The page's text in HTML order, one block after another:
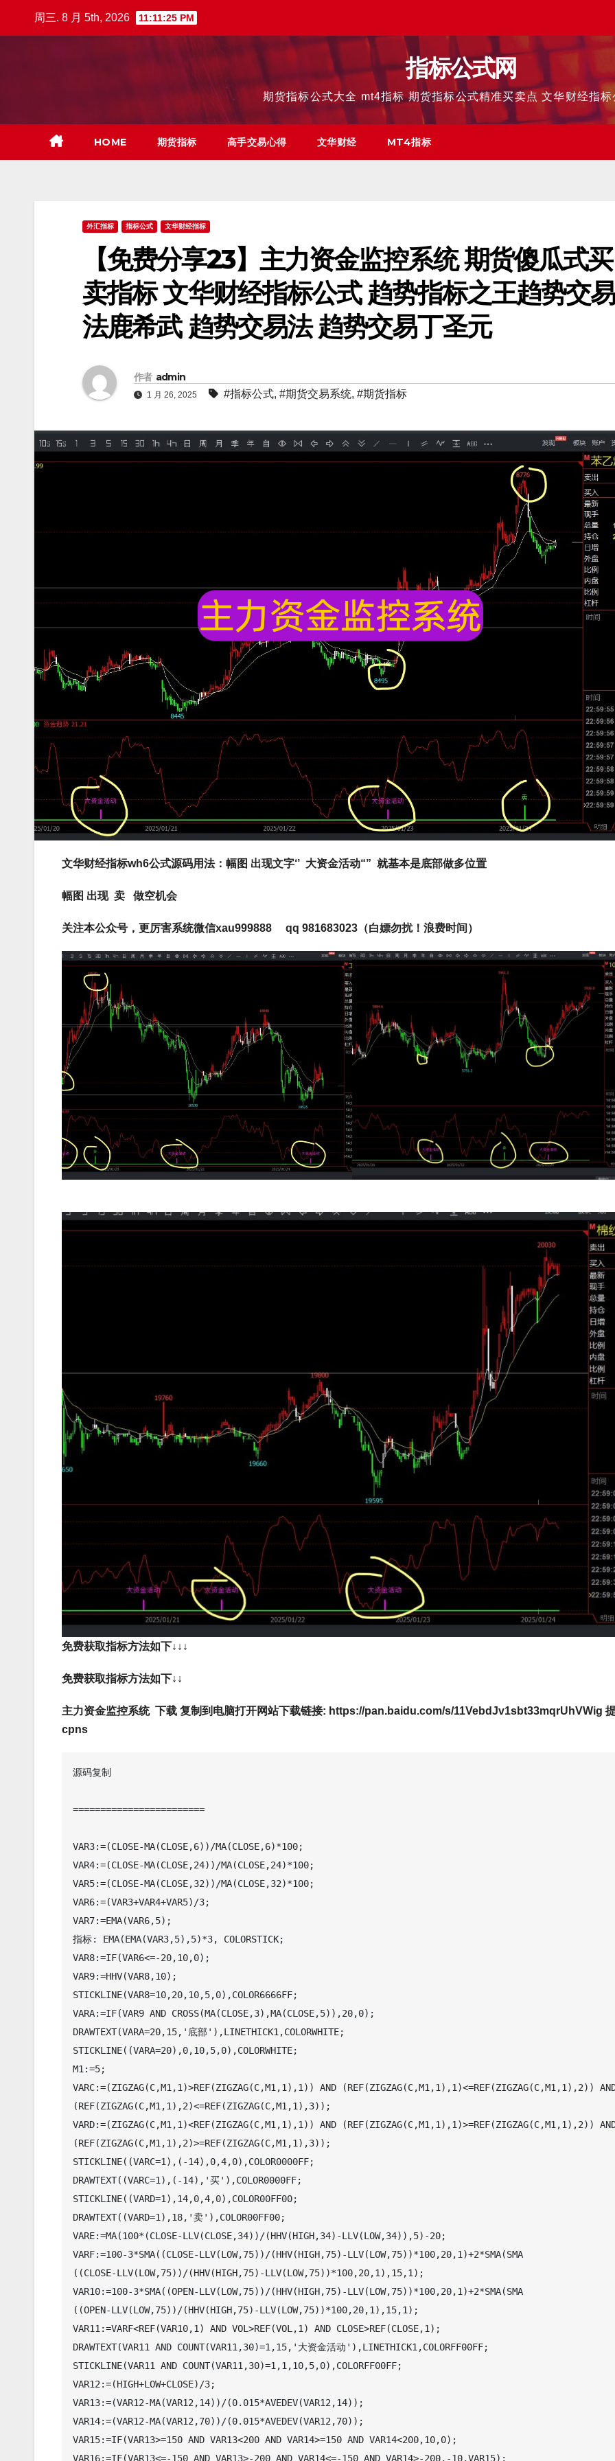
周三. 8 月 5th, 2026 11:11:26 PM
指标公式网
期货指标公式大全 mt4指标 期货指标公式精准买卖点 文华财经指
HOME 期货指标 高手交易心得 文华财经 MT4指标
外汇指标 指标公式 文华财经指标
【免费分享23】主力资金监控系统 期货傻瓜式买
卖指标 文华财经指标公式 趋势指标之王趋势交易
法鹿希武 趋势交易法 趋势交易丁圣元
作者 admin
1 月 26, 2025 #指标公式, #期货交易系统, #期货指标
文华财经指标wh6公式源码用法：幅图 出现文字‘’ 大资金活动“” 就基本是底部做多位置
幅图 出现 卖 做空机会
关注本公众号，更厉害系统微信xau999888 qq 981683023（白嫖勿扰！浪费时间）
免费获取指标方法如下↓↓↓
免费获取指标方法如下↓↓
主力资金监控系统 下载 复制到电脑打开网站下载链接: https://pan.baidu.com/s/11VebdJv1sbt33mqrUhVWig
cpns
源码复制
========================
VAR3:=(CLOSE-MA(CLOSE,6))/MA(CLOSE,6)*100;
VAR4:=(CLOSE-MA(CLOSE,24))/MA(CLOSE,24)*100;
VAR5:=(CLOSE-MA(CLOSE,32))/MA(CLOSE,32)*100;
VAR6:=(VAR3+VAR4+VAR5)/3;
VAR7:=EMA(VAR6,5);
指标: EMA(EMA(VAR3,5),5)*3, COLORSTICK;
VAR8:=IF(VAR6<=-20,10,0);
VAR9:=HHV(VAR8,10);
STICKLINE(VAR8=10,20,10,5,0),COLOR6666FF;
VARA:=IF(VAR9 AND CROSS(MA(CLOSE,3),MA(CLOSE,5)),20,0);
DRAWTEXT(VARA=20,15,'底部'),LINETHICK1,COLORWHITE;
STICKLINE((VARA=20),0,10,5,0),COLORWHITE;
M1:=5;
VARC:=(ZIGZAG(C,M1,1)>REF(ZIGZAG(C,M1,1),1)) AND (REF(ZIGZAG(C,M1,1),1)<=REF(ZIGZAG(C,M1,1),2))
(REF(ZIGZAG(C,M1,1),2)<=REF(ZIGZAG(C,M1,1),3));
VARD:=(ZIGZAG(C,M1,1)<REF(ZIGZAG(C,M1,1),1)) AND (REF(ZIGZAG(C,M1,1),1)>=REF(ZIGZAG(C,M1,1),2))
(REF(ZIGZAG(C,M1,1),2)>=REF(ZIGZAG(C,M1,1),3));
STICKLINE((VARC=1),(-14),0,4,0),COLOR0000FF;
DRAWTEXT((VARC=1),(-14),'买'),COLOR0000FF;
STICKLINE((VARD=1),14,0,4,0),COLOR00FF00;
DRAWTEXT((VARD=1),18,'卖'),COLOR00FF00;
VARE:=MA(100*(CLOSE-LLV(CLOSE,34))/(HHV(HIGH,34)-LLV(LOW,34)),5)-20;
VARF:=100-3*SMA((CLOSE-LLV(LOW,75))/(HHV(HIGH,75)-LLV(LOW,75))*100,20,1)+2*SMA(SMA
((CLOSE-LLV(LOW,75))/(HHV(HIGH,75)-LLV(LOW,75))*100,20,1),15,1);
VAR10:=100-3*SMA((OPEN-LLV(LOW,75))/(HHV(HIGH,75)-LLV(LOW,75))*100,20,1)+2*SMA(SMA
((OPEN-LLV(LOW,75))/(HHV(HIGH,75)-LLV(LOW,75))*100,20,1),15,1);
VAR11:=VARF<REF(VAR10,1) AND VOL>REF(VOL,1) AND CLOSE>REF(CLOSE,1);
DRAWTEXT(VAR11 AND COUNT(VAR11,30)=1,15,'大资金活动'),LINETHICK1,COLORFF00FF;
STICKLINE(VAR11 AND COUNT(VAR11,30)=1,1,10,5,0),COLORFF00FF;
VAR12:=(HIGH+LOW+CLOSE)/3;
VAR13:=(VAR12-MA(VAR12,14))/(0.015*AVEDEV(VAR12,14));
VAR14:=(VAR12-MA(VAR12,70))/(0.015*AVEDEV(VAR12,70));
VAR15:=IF(VAR13>=150 AND VAR13<200 AND VAR14>=150 AND VAR14<200,10,0);
VAR16:=IF(VAR13<=-150 AND VAR13>-200 AND VAR14<=-150 AND VAR14>-200,-10,VAR15);